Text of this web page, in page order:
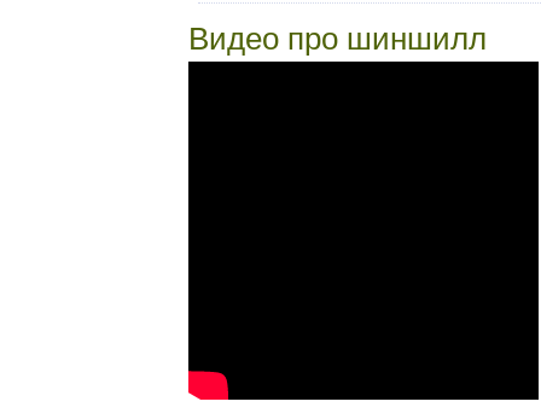
Видео про шиншилл